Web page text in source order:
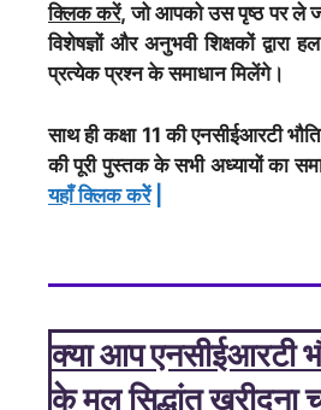
क्लिक करें, जो आपको उस पृष्ठ पर ले
विशेषज्ञों और अनुभवी शिक्षकों
प्रत्येक प्रश्न के समाधान मिलेंगे।
साथ ही कक्षा 11 की एनसीईआरटी
की पूरी पुस्तक के सभी अध्यायों का
यहाँ क्लिक करेें|
क्या आप एनसीईआरटी
के मूल सिद्धांत खरीदना